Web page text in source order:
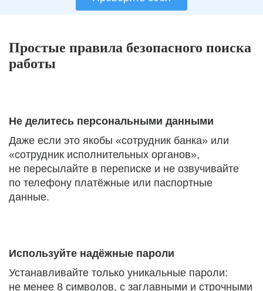
Простые правила безопасного поиска
работы
Не делитесь персональными данными
Даже если это якобы «сотрудник банка» или
«сотрудник исполнительных органов»,
не пересылайте в переписке и не озвучивайте
по телефону платёжные или паспортные
данные.
Используйте надёжные пароли
Устанавливайте только уникальные пароли:
не менее 8 символов, с заглавными и строчными